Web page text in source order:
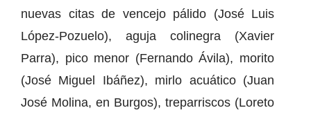
nuevas citas de vencejo pálido (José Luis
López-Pozuelo), aguja colinegra (Xavier
Parra), pico menor (Fernando Ávila), morito
(José Miguel Ibáñez), mirlo acuático (Juan
José Molina, en Burgos), treparriscos (Loreto